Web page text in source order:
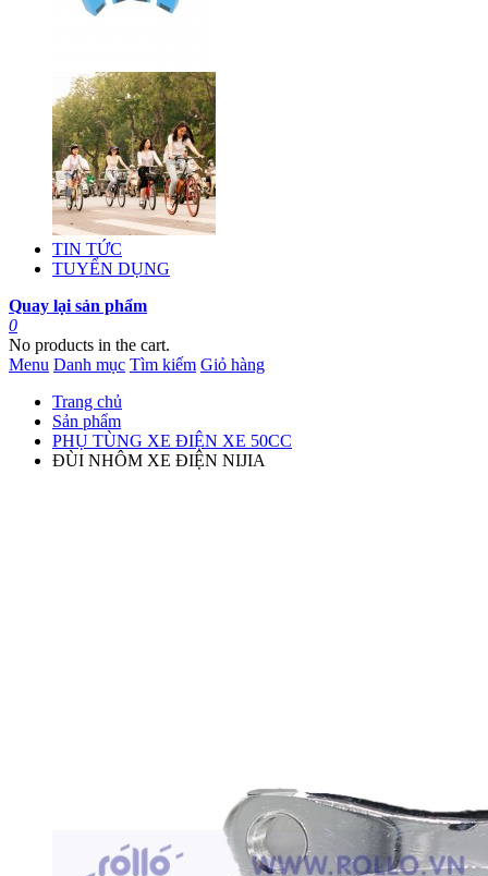
TIN TỨC
TUYỂN DỤNG
Quay lại sản phẩm
0
No products in the cart.
Menu Danh mục Tìm kiếm Giỏ hàng
Trang chủ
Sản phẩm
PHỤ TÙNG XE ĐIỆN XE 50CC
ĐÙI NHÔM XE ĐIỆN NIJIA